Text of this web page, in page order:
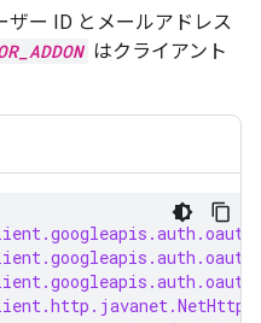
ー ID とメールアドレス
はクライアント